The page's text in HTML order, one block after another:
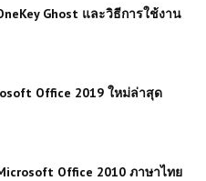
Ghost และวิธีการใช้งาน
Office 2019 ใหม่ล่าสุด
Office 2010 ภาษาไทย